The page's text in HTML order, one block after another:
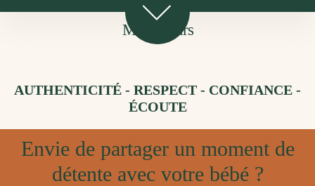
Mes valeurs
AUTHENTICITÉ - RESPECT - CONFIANCE -
ÉCOUTE
Envie de partager un moment de
détente avec votre bébé ?